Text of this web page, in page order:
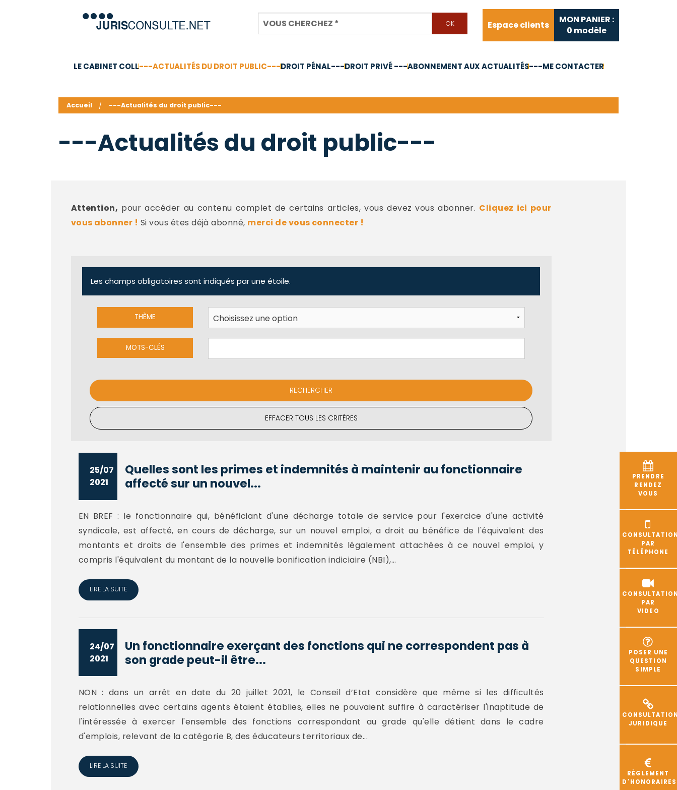
Espace clients
MON PANIER :
0 modèle
LE CABINET COLL---ACTUALITÉS DU DROIT PUBLIC---DROIT PÉNAL---DROIT PRIVÉ ---ABONNEMENT AUX ACTUALITÉS---ME CONTACTER
PRENDRE
RENDEZ
VOUS
PAR
TÉLÉPHONE
PAR
VIDEO
POSER UNE
QUESTION
SIMPLE
JURIDIQUE
RÈGLEMENT
D'HONORAIRES
Accueil ---Actualités du droit public---
---Actualités du droit public---
Attention, pour accéder au contenu complet de certains articles, vous devez vous abonner. Cliquez ici pour
vous abonner ! Si vous êtes déjà abonné, merci de vous connecter !
Les champs obligatoires sont indiqués par une étoile.
THÈME
MOTS-CLÉS
EFFACER TOUS LES CRITÈRES
25/07
2021
Quelles sont les primes et indemnités à maintenir au fonctionnaire
affecté sur un nouvel...
EN BREF : le fonctionnaire qui, bénéficiant d'une décharge totale de service pour l'exercice d'une activité
syndicale, est affecté, en cours de décharge, sur un nouvel emploi, a droit au bénéfice de l'équivalent des
montants et droits de l'ensemble des primes et indemnités légalement attachées à ce nouvel emploi, y
compris l'équivalent du montant de la nouvelle bonification indiciaire (NBI),...
LIRE LA SUITE
24/07
2021
Un fonctionnaire exerçant des fonctions qui ne correspondent pas à
son grade peut-il être...
NON : dans un arrêt en date du 20 juillet 2021, le Conseil d’Etat considère que même si les difficultés
relationnelles avec certains agents étaient établies, elles ne pouvaient suffire à caractériser l'inaptitude de
l'intéressée à exercer l'ensemble des fonctions correspondant au grade qu'elle détient dans le cadre
d'emplois, relevant de la catégorie B, des éducateurs territoriaux de...
LIRE LA SUITE